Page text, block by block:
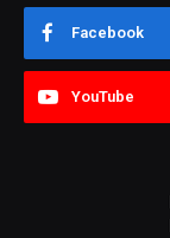
Facebook
YouTube